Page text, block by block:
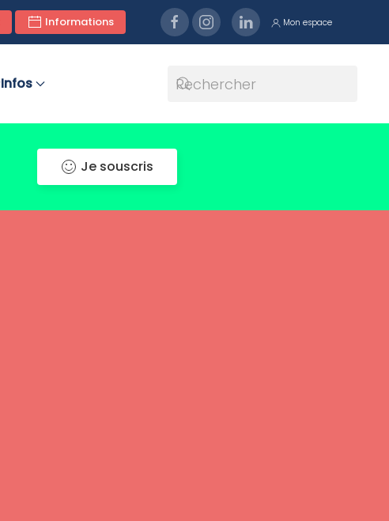
Informations Mon espace
Infos
Je souscris